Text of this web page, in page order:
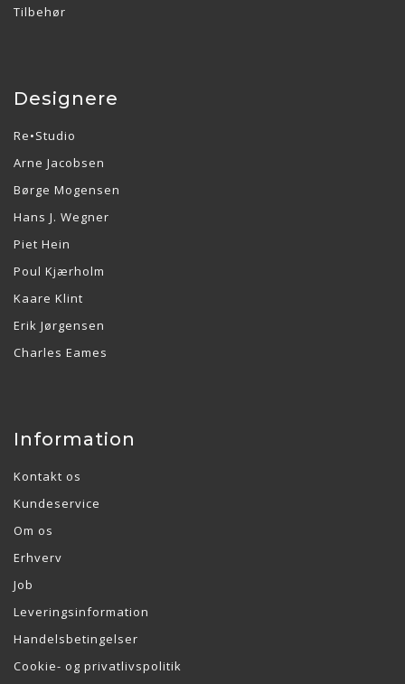
Tilbehør
Designere
Re•Studio
Arne Jacobsen
Børge Mogensen
Hans J. Wegner
Piet Hein
Poul Kjærholm
Kaare Klint
Erik Jørgensen
Charles Eames
Information
Kontakt os
Kundeservice
Om os
Erhverv
Job
Leveringsinformation
Handelsbetingelser
Cookie- og privatlivspolitik